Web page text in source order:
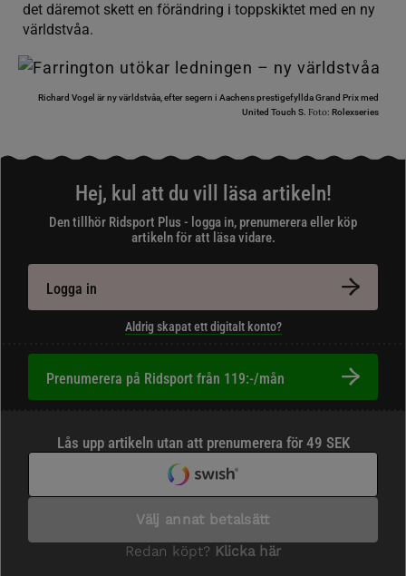
det däremot skett en förändring i toppskiktet med en ny
världstvåa.
Richard Vogel är ny världstvåa, efter segern i Aachens prestigefyllda Grand Prix med
United Touch S. Foto: Rolexseries
Hej, kul att du vill läsa artikeln!
Den tillhör Ridsport Plus - logga in, prenumerera eller köp
artikeln för att läsa vidare.
Logga in
Aldrig skapat ett digitalt konto?
Prenumerera på Ridsport från 119:-/mån